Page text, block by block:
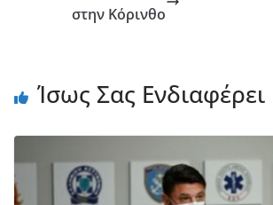
στην Κόρινθο
Ίσως Σας Ενδιαφέρει